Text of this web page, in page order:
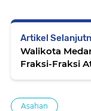
Artikel
Walikota
Fraksi-Fraksi
Asahan